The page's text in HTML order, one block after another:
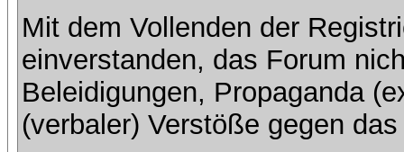
Mit dem Vollenden der
einverstanden, das Forum
Beleidigungen, Propaganda
(verbaler) Verstöße gegen